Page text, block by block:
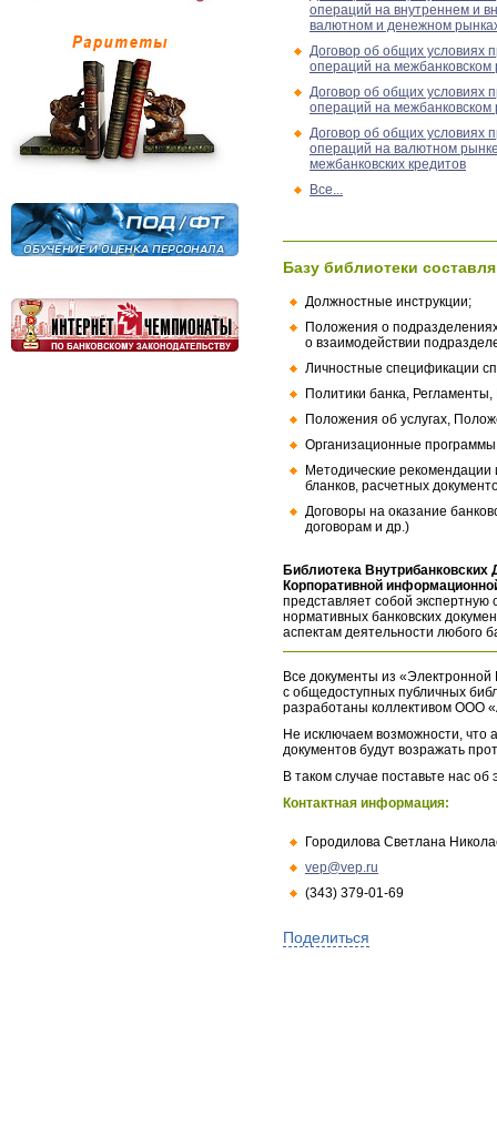
операций на внутреннем и
валютном и денежном
Договор об общих условиях
операций на межбанковском
Договор об общих условиях
операций на межбанковском
Договор об общих условиях
операций на валютном
межбанковских кредитов
Все...
Базу библиотеки
Должностные инструкции;
Положения о
о взаимодействии
Личностные спецификации
Политики банка,
Положения об услугах,
Организационные
Методические
бланков, расчетных
Договоры на оказание
договорам и др.)
Библиотека
Корпоративной
представляет собой экспертную
нормативных банковских
аспектам деятельности любого
Все документы из «Электронной
с общедоступных публичных
разработаны коллективом ООО
Не исключаем возможности, что
документов будут возражать
В таком случае поставьте нас
Контактная информация:
Городилова Светлана
vep@vep.ru
(343) 379-01-69
Поделиться